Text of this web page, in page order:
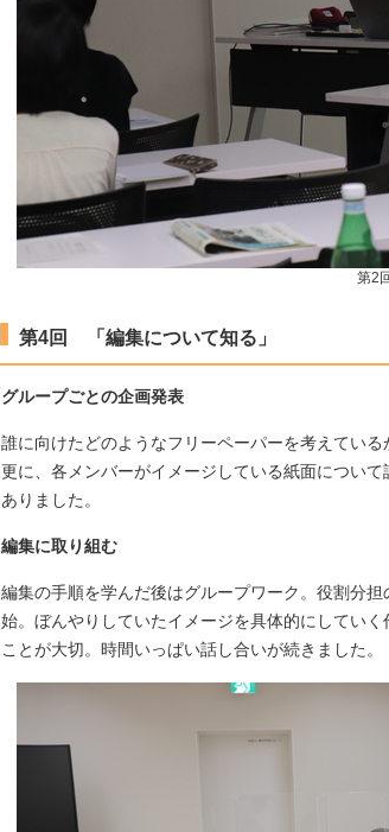
第2
第4回 「編集について知る」
グループごとの企画発表
誰に向けたどのようなフリーペーパーを考えてい
更に、各メンバーがイメージしている紙面につい
ありました。
編集に取り組む
編集の手順を学んだ後はグループワーク。役割分
始。ぼんやりしていたイメージを具体的にしてい
ことが大切。時間いっぱい話し合いが続きました。